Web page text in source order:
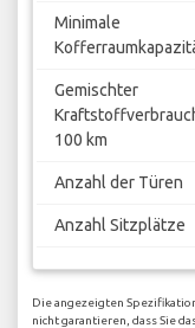
Minimale
Gemischter
100 km
Anzahl der Türen
Anzahl Sitzplätze
Die angezeigten
nicht garantieren, dass Sie